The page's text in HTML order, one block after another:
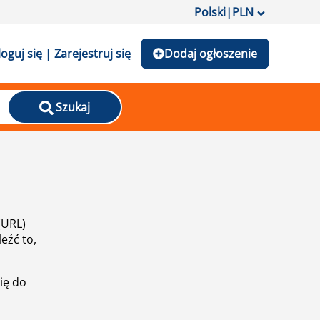
Polski|PLN
się | Zarejestruj się Dodaj ogłoszenie
Szukaj
to,
do